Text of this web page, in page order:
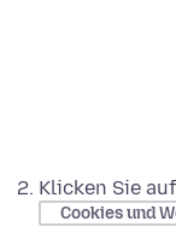
Klicken Sie auf
Cookies und